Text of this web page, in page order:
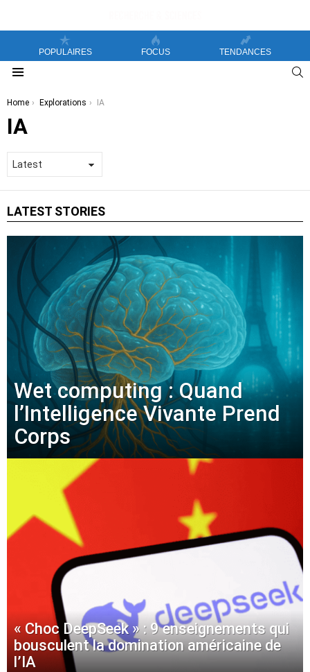
POPULAIRES FOCUS TENDANCES
You are here:
Home Explorations IA
IA
LATEST STORIES
Wet computing : Quand
l’Intelligence Vivante Prend
Corps
« Choc DeepSeek » : 9 enseignements qui
bousculent la domination américaine de
l’IA